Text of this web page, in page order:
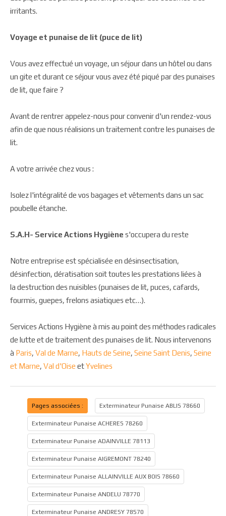
irritants.
Voyage et punaise de lit (puce de lit)
Vous avez effectué un voyage, un séjour dans un hôtel ou dans
un gite et durant ce séjour vous avez été piqué par des punaises
de lit, que faire ?
Avant de rentrer appelez-nous pour convenir d'un rendez-vous
afin de que nous réalisions un traitement contre les punaises de
lit.
A votre arrivée chez vous :
Isolez l'intégralité de vos bagages et vêtements dans un sac
poubelle étanche.
S.A.H- Service Actions Hygiène s'occupera du reste
Notre entreprise est spécialisée en désinsectisation,
désinfection, dératisation soit toutes les prestations liées à
la destruction des nuisibles (punaises de lit, puces, cafards,
fourmis, guepes, frelons asiatiques etc…).
Services Actions Hygiène à mis au point des méthodes radicales
de lutte et de traitement des punaises de lit. Nous intervenons
à Paris, Val de Marne, Hauts de Seine, Seine Saint Denis, Seine
et Marne, Val d'Oise etYvelines
Pages associées : Exterminateur Punaise ABLIS 78660
Exterminateur Punaise ACHERES 78260
Exterminateur Punaise ADAINVILLE 78113
Exterminateur Punaise AIGREMONT 78240
Exterminateur Punaise ALLAINVILLE AUX BOIS 78660
Exterminateur Punaise ANDELU 78770
Exterminateur Punaise ANDRESY 78570